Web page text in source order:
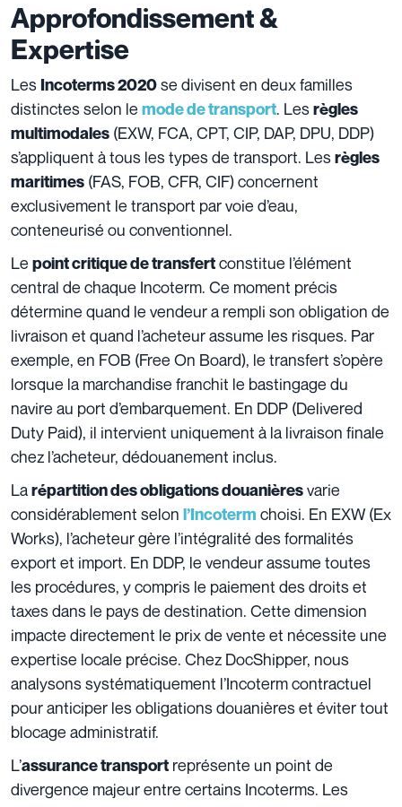
Approfondissement &
Expertise
LesIncoterms 2020se divisent en deux familles
distinctes selon le mode de transport. Lesrègles
multimodales (EXW, FCA, CPT, CIP, DAP, DPU, DDP)
s’appliquent à tous les types de transport. Lesrègles
maritimes (FAS, FOB, CFR, CIF) concernent
exclusivement le transport par voie d’eau,
conteneurisé ou conventionnel.
Le point critique de transfertconstitue l’élément
central de chaque Incoterm. Ce moment précis
détermine quand le vendeur a rempli son obligation de
livraison et quand l’acheteur assume les risques. Par
exemple, en FOB (Free On Board), le transfert s’opère
lorsque la marchandise franchit le bastingage du
navire au port d’embarquement. En DDP (Delivered
Duty Paid), il intervient uniquement à la livraison finale
chez l’acheteur, dédouanement inclus.
Larépartition des obligations douanièresvarie
considérablement selon l’Incoterm choisi. En EXW (Ex
Works), l’acheteur gère l’intégralité des formalités
export et import. En DDP, le vendeur assume toutes
les procédures, y compris le paiement des droits et
taxes dans le pays de destination. Cette dimension
impacte directement le prix de vente et nécessite une
expertise locale précise. Chez DocShipper, nous
analysons systématiquement l’Incoterm contractuel
pour anticiper les obligations douanières et éviter tout
blocage administratif.
L’assurance transport représente un point de
divergence majeur entre certains Incoterms. Les